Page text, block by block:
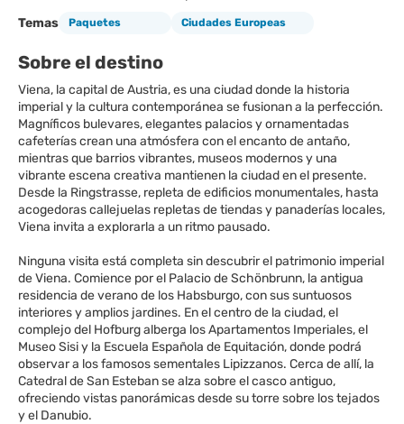
Temas
Paquetes Ciudades Europeas
Sobre el destino
Viena, la capital de Austria, es una ciudad donde la historia
imperial y la cultura contemporánea se fusionan a la perfección.
Magníficos bulevares, elegantes palacios y ornamentadas
cafeterías crean una atmósfera con el encanto de antaño,
mientras que barrios vibrantes, museos modernos y una
vibrante escena creativa mantienen la ciudad en el presente.
Desde la Ringstrasse, repleta de edificios monumentales, hasta
acogedoras callejuelas repletas de tiendas y panaderías locales,
Viena invita a explorarla a un ritmo pausado.
Ninguna visita está completa sin descubrir el patrimonio imperial
de Viena. Comience por el Palacio de Schönbrunn, la antigua
residencia de verano de los Habsburgo, con sus suntuosos
interiores y amplios jardines. En el centro de la ciudad, el
complejo del Hofburg alberga los Apartamentos Imperiales, el
Museo Sisi y la Escuela Española de Equitación, donde podrá
observar a los famosos sementales Lipizzanos. Cerca de allí, la
Catedral de San Esteban se alza sobre el casco antiguo,
ofreciendo vistas panorámicas desde su torre sobre los tejados
y el Danubio.